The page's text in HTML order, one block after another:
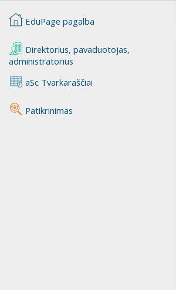
EduPage pagalba
Direktorius, pavaduotojas,
administratorius
aSc Tvarkaraščiai
Patikrinimas